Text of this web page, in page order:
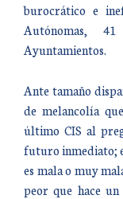
burocrático e
Autónomas,
Ayuntamientos.
Ante tamaño
de melancolía
último CIS al
futuro inmediato;
es mala o muy
peor que hace